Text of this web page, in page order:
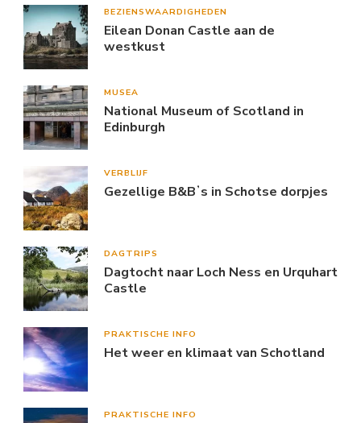
BEZIENSWAARDIGHEDEN
Eilean Donan Castle aan de
westkust
MUSEA
National Museum of Scotland in
Edinburgh
VERBLIJF
Gezellige B&Bʼs in Schotse dorpjes
DAGTRIPS
Dagtocht naar Loch Ness en Urquhart
Castle
PRAKTISCHE INFO
Het weer en klimaat van Schotland
PRAKTISCHE INFO